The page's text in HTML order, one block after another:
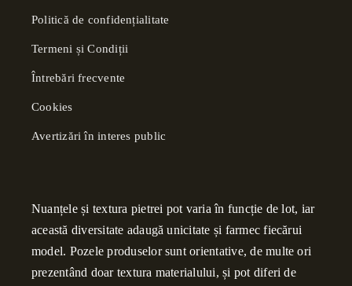
Politică de confidențialitate
Termeni și Condiții
Întrebări frecvente
Cookies
Avertizări în interes public
Nuanțele și textura pietrei pot varia în funcție de lot, iar
această diversitate adaugă unicitate și farmec fiecărui
model. Pozele produselor sunt orientative, de multe ori
prezentând doar textura materialului, și pot diferi de